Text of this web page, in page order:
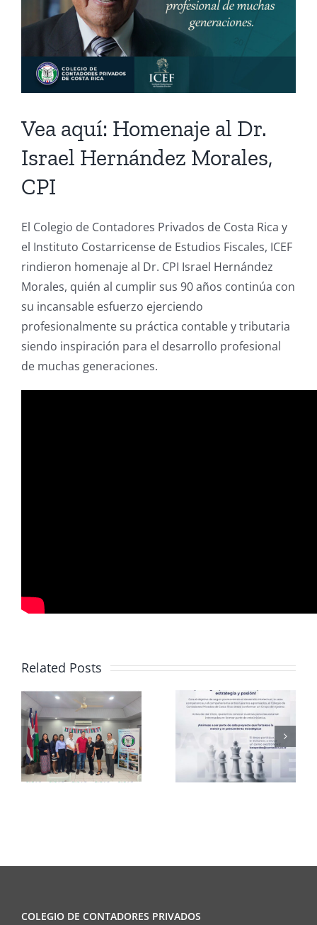
Vea aquí: Homenaje al Dr.
Israel Hernández Morales,
CPI
El Colegio de Contadores Privados de Costa Rica y
el Instituto Costarricense de Estudios Fiscales, ICEF
rindieron homenaje al Dr. CPI Israel Hernández
Morales, quién al cumplir sus 90 años continúa con
su incansable esfuerzo ejerciendo
profesionalmente su práctica contable y tributaria
siendo inspiración para el desarrollo profesional
de muchas generaciones.
Related Posts
Club de
Ajedrez
CCPCR
Informa
COLEGIO DE CONTADORES PRIVADOS